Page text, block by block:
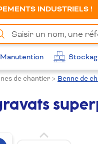
INDUSTRIELS !
Manutention
de chantier > Benne de